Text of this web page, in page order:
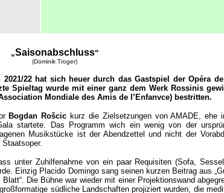
„Saisonabschluss“
(Dominik Troger)
22 hat sich heuer durch das Gastspiel der Opéra
Spieltag wurde mit einer ganz dem Werk Rossinis
Mondiale des Amis de l’Enfanvce) bestritten.
Bogdan Rošcic kurz die Zielsetzungen von AMADE, ehe
startete. Das Programm wich ein wenig von der
Musikstücke ist der Abendzettel und nicht der
Staatsoper.
unter Zuhilfenahme von ein paar Requisiten (Sofa,
Einzig Placido Domingo sang seinen kurzen Beitrag aus
Die Bühne war wieder mit einer Projektionswand
südliche Landschaften projiziert wurden, die